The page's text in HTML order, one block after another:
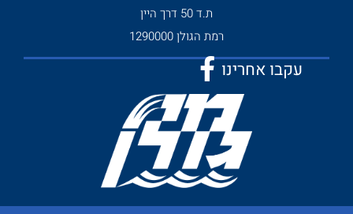
ת.ד 50 דרך היין
רמת הגולן 1290000
עקבו אחרינו